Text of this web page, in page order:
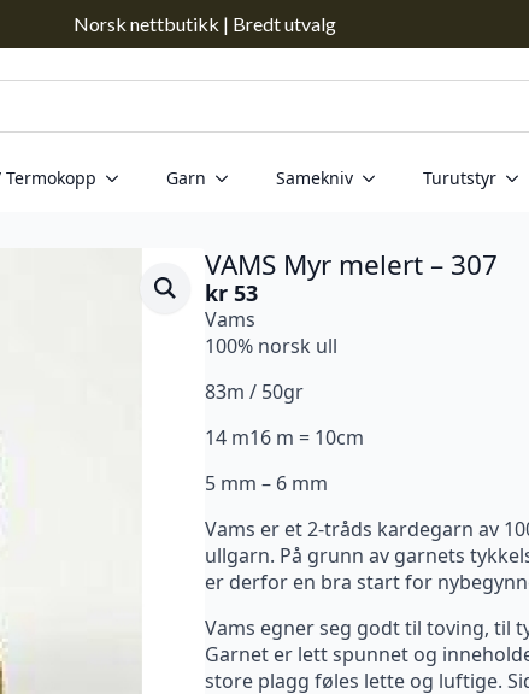
Norsk nettbutikk | Bredt utvalg
Garn Samekniv Turutstyr
VAMS Myr melert – 307
kr 53
Vams
100% norsk ull
83m / 50gr
14 m16 m = 10cm
5 mm – 6 mm
Vams er et 2-tråds kardegarn av
ullgarn. På grunn av garnets
er derfor en bra start for
Vams egner seg godt til toving, til
Garnet er lett spunnet og
store plagg føles lette og luftige.